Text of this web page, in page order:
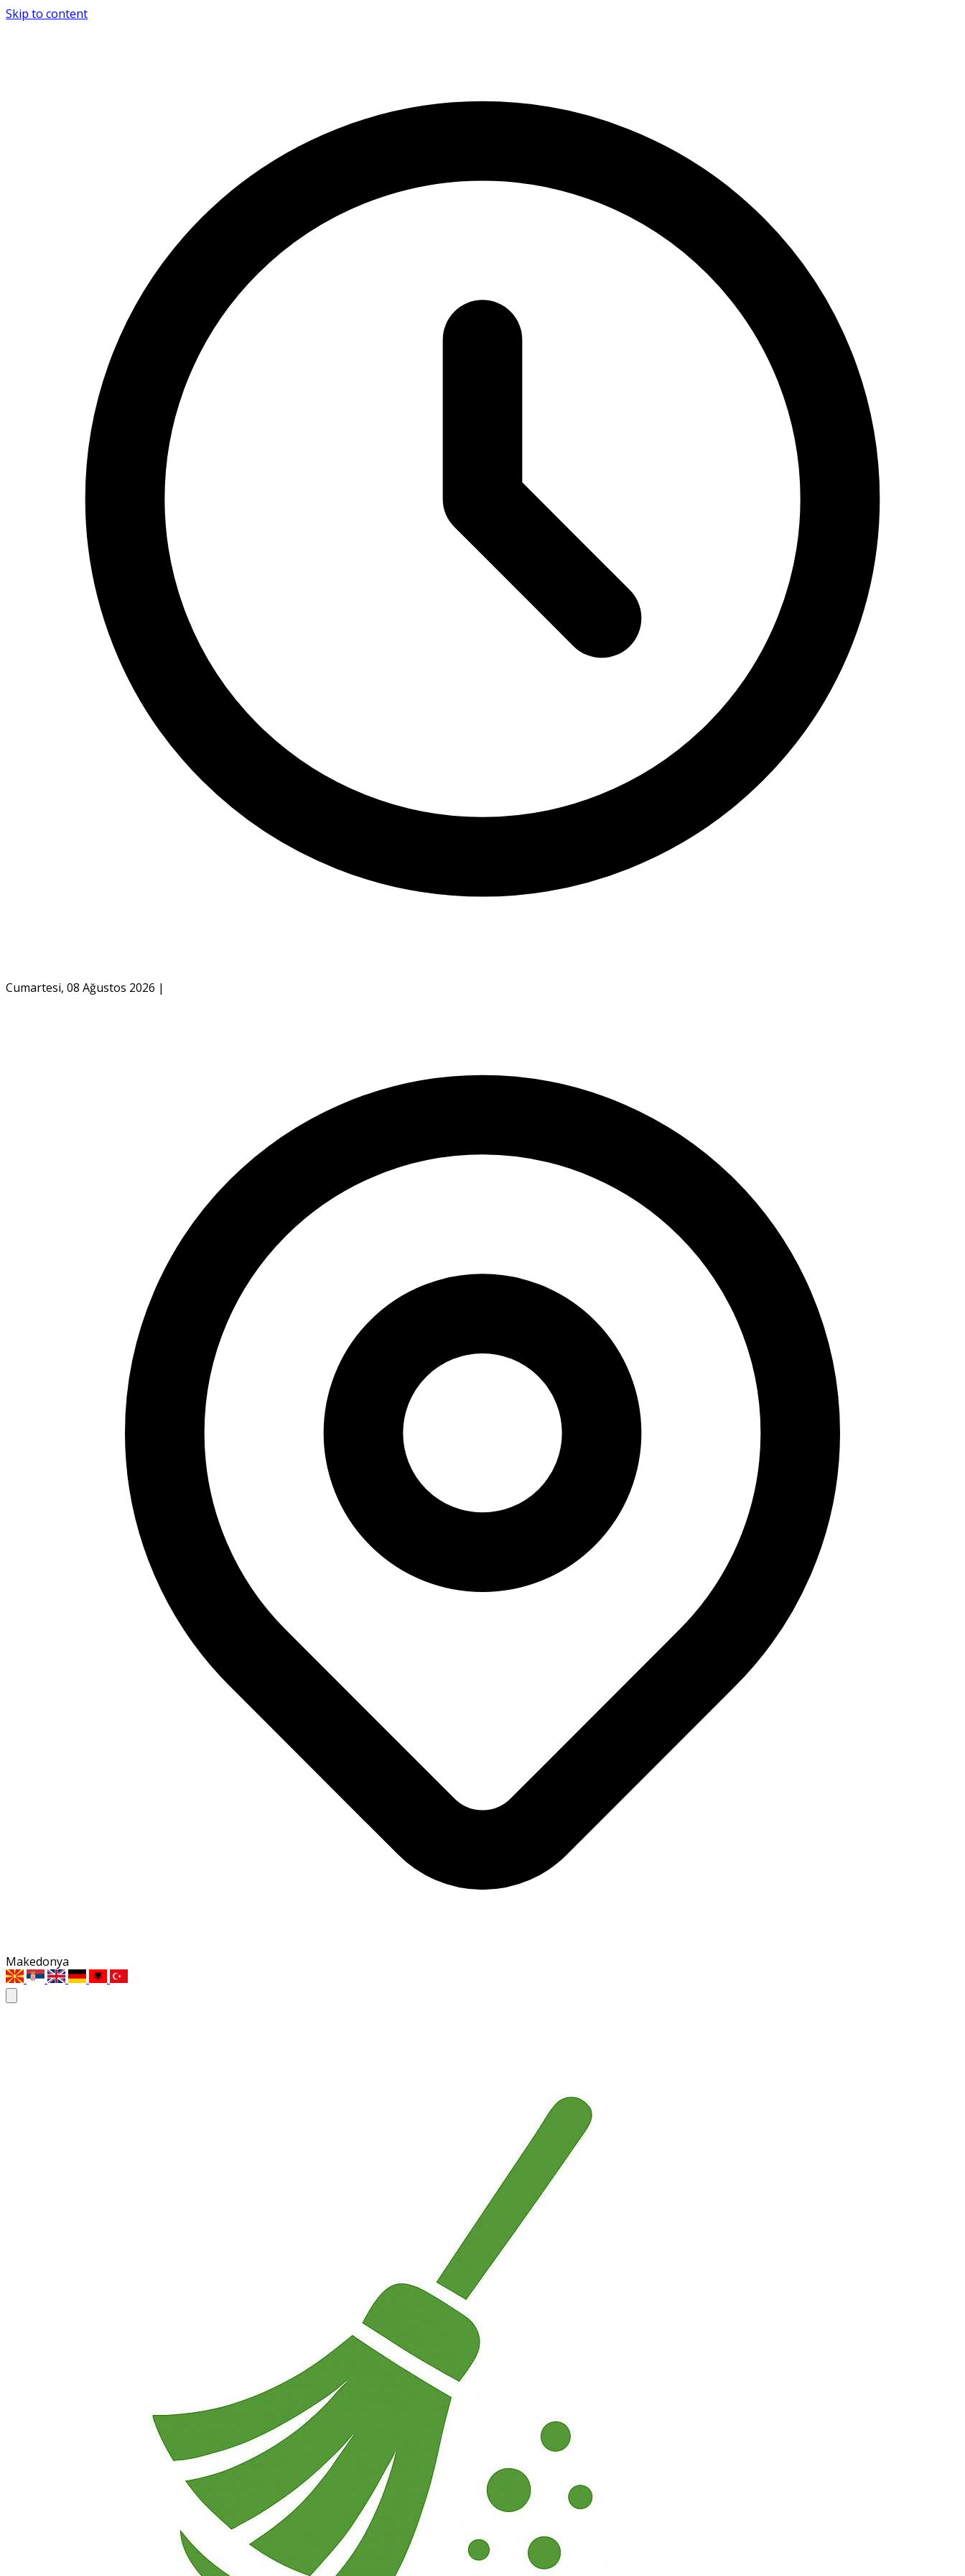
Skip to content
Cumartesi, 08 Ağustos 2026 |
Makedonya